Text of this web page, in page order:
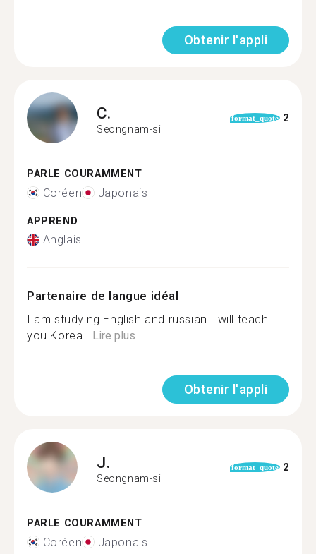
Obtenir l'appli
C.
Seongnam-si
format_quote 2
PARLE COURAMMENT
Coréen Japonais
APPREND
Anglais
Partenaire de langue idéal
I am studying English and russian.I will teach
you Korea...Lire plus
Obtenir l'appli
J.
Seongnam-si
format_quote 2
PARLE COURAMMENT
Coréen Japonais